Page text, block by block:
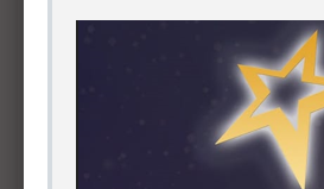
TÜBİTAK 2209-A/B
Projeleri ve ÜNİDES Projesi
TÜBİTAK 2209-A/B
Projeleri ve ÜNİDES Projesi